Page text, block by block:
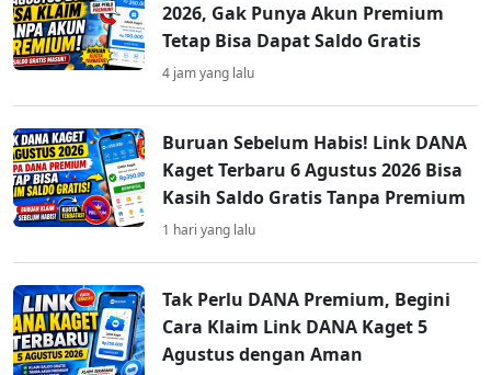
2026, Gak Punya Akun Premium
Tetap Bisa Dapat Saldo Gratis
4 jam yang lalu
Buruan Sebelum Habis! Link DANA
Kaget Terbaru 6 Agustus 2026 Bisa
Kasih Saldo Gratis Tanpa Premium
1 hari yang lalu
Tak Perlu DANA Premium, Begini
Cara Klaim Link DANA Kaget 5
Agustus dengan Aman